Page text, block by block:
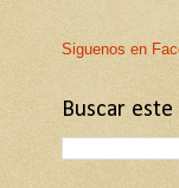
Siguenos en
Buscar este